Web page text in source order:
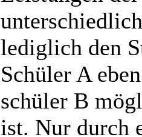
lediglich den
Schüler A
schüler B
ist. Nur durch